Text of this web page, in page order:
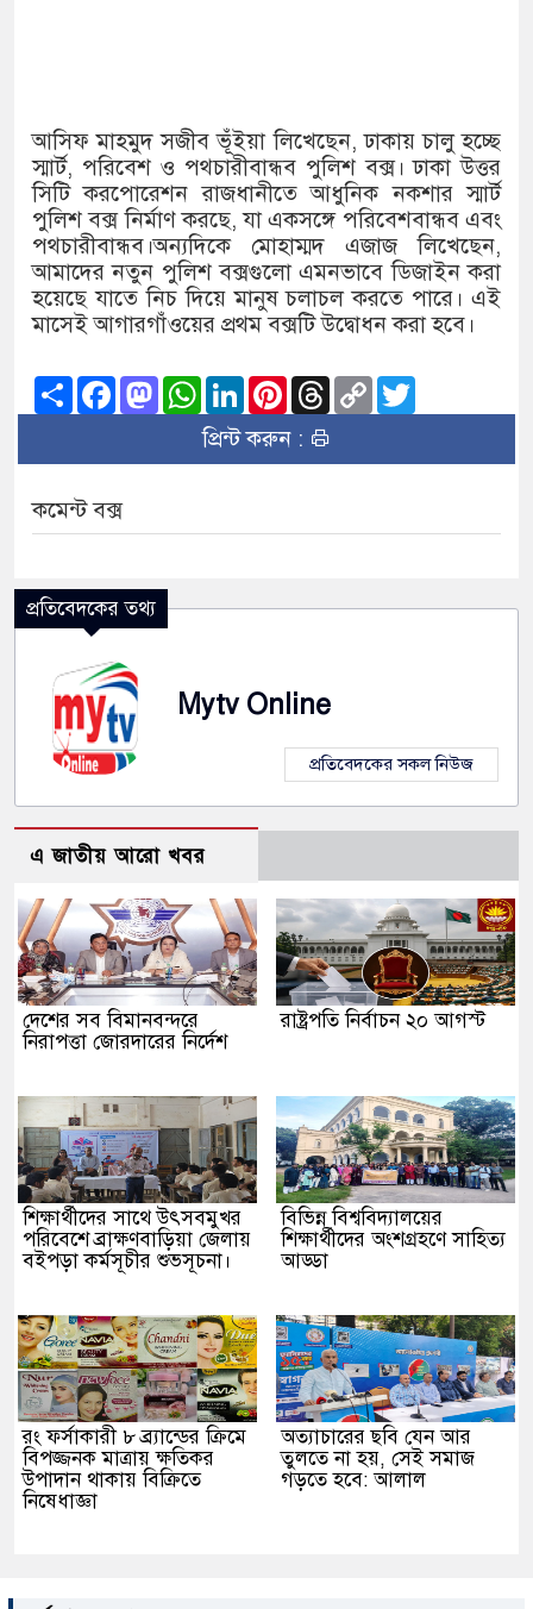
আসিফ মাহমুদ সজীব ভূঁইয়া লিখেছেন, ঢাকায় চালু হচ্ছে
স্মার্ট, পরিবেশ ও পথচারীবান্ধব পুলিশ বক্স। ঢাকা উত্তর
সিটি করপোরেশন রাজধানীতে আধুনিক নকশার স্মার্ট
পুলিশ বক্স নির্মাণ করছে, যা একসঙ্গে পরিবেশবান্ধব এবং
পথচারীবান্ধব।অন্যদিকে মোহাম্মদ এজাজ লিখেছেন,
আমাদের নতুন পুলিশ বক্সগুলো এমনভাবে ডিজাইন করা
হয়েছে যাতে নিচ দিয়ে মানুষ চলাচল করতে পারে। এই
মাসেই আগারগাঁওয়ের প্রথম বক্সটি উদ্বোধন করা হবে।
ShareFacebook
Mastodon
WhatsApp
LinkedInPinterest
Threads
Copy
Link
প্রিন্ট করুন :
কমেন্ট বক্স
প্রতিবেদকের তথ্য
Mytv Online
প্রতিবেদকের সকল নিউজ
এ জাতীয় আরো খবর
দেশের সব বিমানবন্দরে
নিরাপত্তা জোরদারের নির্দেশ
রাষ্ট্রপতি নির্বাচন ২০ আগস্ট
শিক্ষার্থীদের সাথে উৎসবমুখর
পরিবেশে ব্রাক্ষণবাড়িয়া জেলায়
বইপড়া কর্মসূচীর শুভসূচনা।
বিভিন্ন বিশ্ববিদ্যালয়ের
শিক্ষার্থীদের অংশগ্রহণে সাহিত্য
আড্ডা
রং ফর্সাকারী ৮ ব্র্যান্ডের ক্রিমে
বিপজ্জনক মাত্রায় ক্ষতিকর
উপাদান থাকায় বিক্রিতে
নিষেধাজ্ঞা
অত্যাচারের ছবি যেন আর
তুলতে না হয়, সেই সমাজ
গড়তে হবে: আলাল